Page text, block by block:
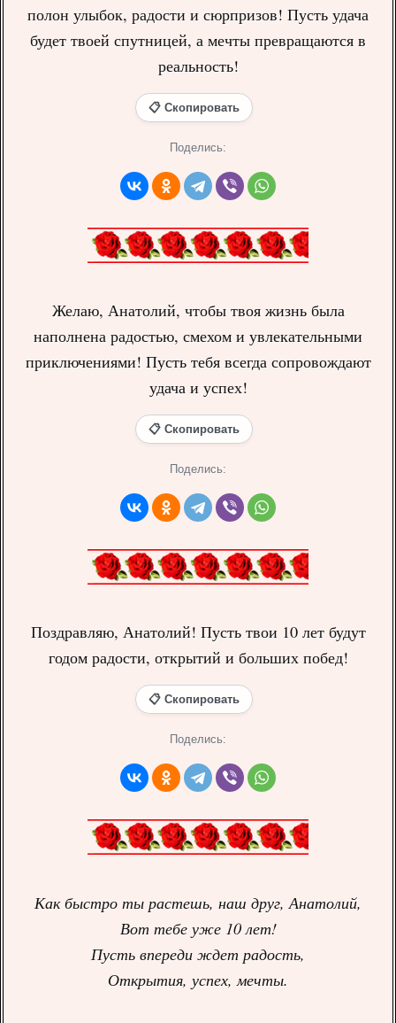
полон улыбок, радости и сюрпризов! Пусть удача
будет твоей спутницей, а мечты превращаются в
реальность!
📋 Скопировать
Поделись:
Желаю, Анатолий, чтобы твоя жизнь была
наполнена радостью, смехом и увлекательными
приключениями! Пусть тебя всегда сопровождают
удача и успех!
📋 Скопировать
Поделись:
Поздравляю, Анатолий! Пусть твои 10 лет будут
годом радости, открытий и больших побед!
📋 Скопировать
Поделись:
Как быстро ты растешь, наш друг, Анатолий,
Вот тебе уже 10 лет!
Пусть впереди ждет радость,
Открытия, успех, мечты.